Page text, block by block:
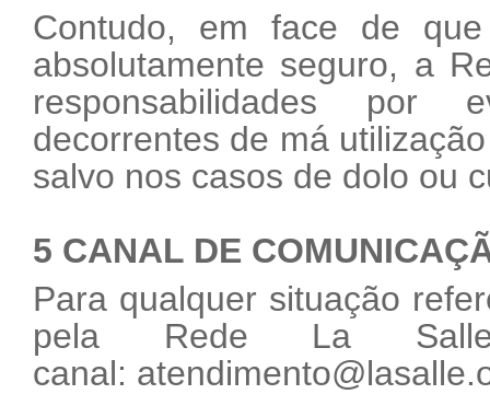
Contudo, em face de
absolutamente seguro, a
responsabilidades por
decorrentes de má
salvo nos casos de dolo ou
5 CANAL DE
Para qualquer situação
pela Rede La
canal: